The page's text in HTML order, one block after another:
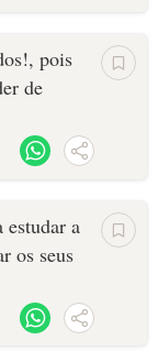
pois
de
estudar a
os seus